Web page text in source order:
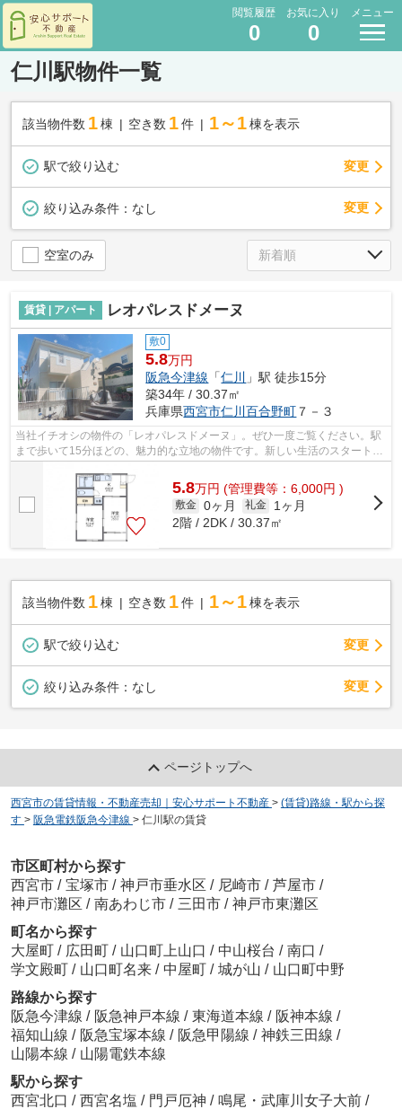
閲覧履歴
0
お気に入り
0
メニュー
仁川駅物件一覧
該当物件数 1棟 空き数 1 件 1～1 棟を表示
駅で絞り込む 変更
絞り込み条件： なし 変更
空室のみ
賃貸 | アパート レオパレスドメーヌ
敷0
5.8万円
阪急今津線 「仁川
」駅 徒歩15分
築34年 / 30.37㎡
兵庫県西宮市仁川百合野町 ７－３
当社イチオシの物件の「レオパレスドメーヌ」。ぜひ一度ご覧ください。駅
まで歩いて15分ほどの、魅力的な立地の物件です。新しい生活のスタートに
5.8万円 (管理費等：6,000円 )
敷金 0ヶ月 礼金
1ヶ月
2階 / 2DK / 30.37㎡
該当物件数 1棟 空き数 1 件 1～1 棟を表示
駅で絞り込む 変更
絞り込み条件： なし 変更
ページトップへ
西宮市の賃貸情報・不動産売却｜安心サポート不動産 > (賃貸)路線・駅から探
す > 阪急電鉄阪急今津線 > 仁川駅の賃貸
市区町村から探す
西宮市 / 宝塚市 / 神戸市垂水区 / 尼崎市 / 芦屋市 /
神戸市灘区 / 南あわじ市 / 三田市 / 神戸市東灘区
町名から探す
大屋町 / 広田町 / 山口町上山口 / 中山桜台 / 南口 /
学文殿町 / 山口町名来 / 中屋町 / 城が山 / 山口町中野
路線から探す
阪急今津線 / 阪急神戸本線 / 東海道本線 / 阪神本線 /
福知山線 / 阪急宝塚本線 / 阪急甲陽線 / 神鉄三田線 /
山陽本線 / 山陽電鉄本線
駅から探す
西宮北口 / 西宮名塩 / 門戸厄神 / 鳴尾・武庫川女子大前 /